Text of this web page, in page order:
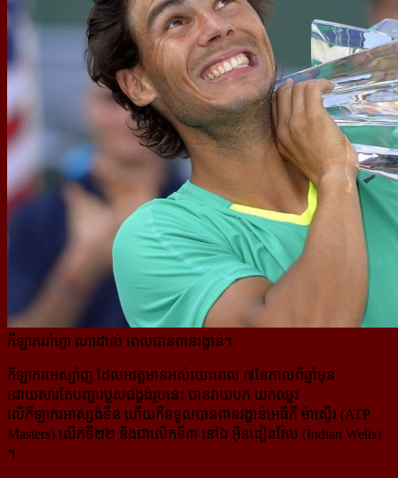
កីឡាកររ៉ាហ្វា ណាដាល់ ពេលបានពានរង្វាន់។
កីឡាករអេស្ប៉ាញ ដែលអវត្តមានអស់រយះពេល ៧ខែកាលពីឆ្នាំមុន
ដោយសារតែបញ្ហារបួសជង្គង់រូបនេះ បានវាយបក យកឈ្នះ
លើកីឡាករអាស្សង់ទីន ហើយក៏ទទួលបានពានរង្វាន់អេធីភី ម៉ាស្ទើរ (ATP
Masters) លើកទី២២ និងជាលើក​ទី៣ នៅឯ អ៊ិនដៀនវ៉ែល (Indian Wells)
។